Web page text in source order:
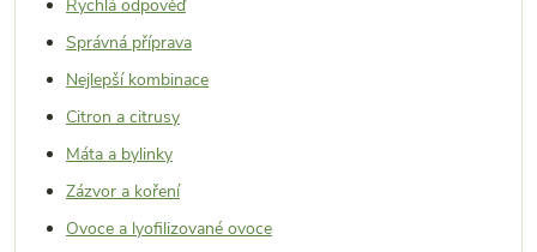
Rychlá odpověď
Správná příprava
Nejlepší kombinace
Citron a citrusy
Máta a bylinky
Zázvor a koření
Ovoce a lyofilizované ovoce